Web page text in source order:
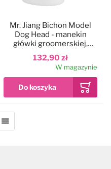
132,90 zł
Mr. Jiang Bichon Model
Dog Head - manekin
główki groomerskiej,
popiersie
W magazynie
Lista